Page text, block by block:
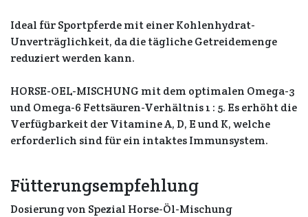
Ideal für Sportpferde mit einer Kohlenhydrat-
Unverträglichkeit, da die tägliche Getreidemenge
reduziert werden kann.
HORSE-OEL-MISCHUNG mit dem optimalen Omega-3
und Omega-6 Fettsäuren-Verhältnis 1 : 5. Es erhöht die
Verfügbarkeit der Vitamine A, D, E und K, welche
erforderlich sind für ein intaktes Immunsystem.
Fütterungsempfehlung
Dosierung von Spezial Horse-Öl-Mischung